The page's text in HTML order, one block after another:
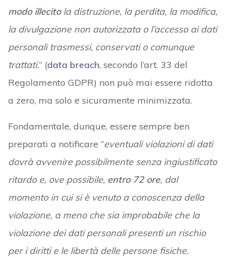
modo illecitola distruzione, la perdita, la modifica,
la divulgazione non autorizzata o l’accesso ai dati
personali trasmessi, conservati o comunque
trattati.” (data breach, secondo l’art. 33 del
Regolamento GDPR) non può mai essere ridotta
a zero, ma solo e sicuramente minimizzata.
Fondamentale, dunque, essere sempre ben
preparati a notificare “eventuali violazioni di dati
dovrà avvenire possibilmente senza ingiustificato
ritardo e, ove possibile, entro 72 ore, dal
momento in cui si è venuto a conoscenza della
violazione, a meno che sia improbabile che la
violazione dei dati personali presenti un rischio
per i diritti e le libertà delle persone fisiche.